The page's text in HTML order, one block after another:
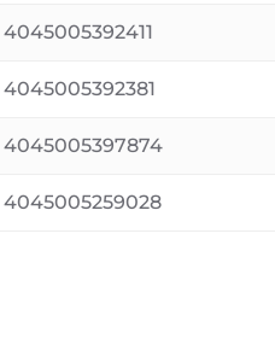
4045005392411
4045005392381
4045005397874
4045005259028